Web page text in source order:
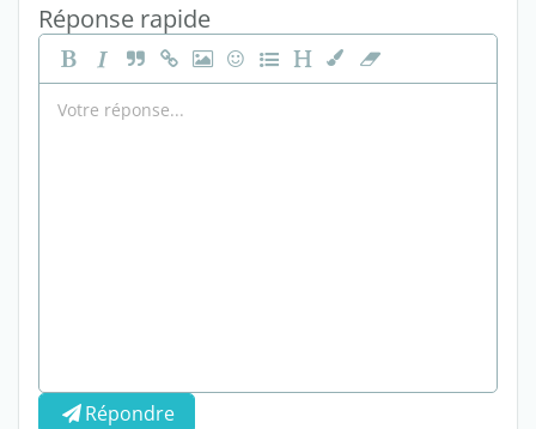
Réponse rapide
Répondre